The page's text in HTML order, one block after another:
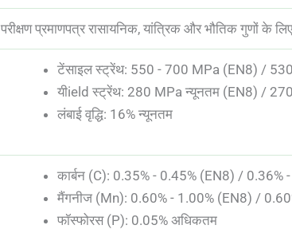
परीक्षण प्रमाणपत्र रासायनिक, यांत्रिक और भौतिक गुणों के
टेंसाइल स्ट्रेंथ: 550 - 700 MPa (EN8) /
यीield स्ट्रेंथ: 280 MPa न्यूनतम (EN8) /
लंबाई वृद्धि: 16% न्यूनतम
कार्बन (C): 0.35% - 0.45% (EN8) / 0.36%
मैंगनीज (Mn): 0.60% - 1.00% (EN8) /
फॉस्फोरस (P): 0.05% अधिकतम